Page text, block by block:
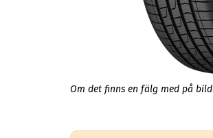
Om det finns en fälg med på